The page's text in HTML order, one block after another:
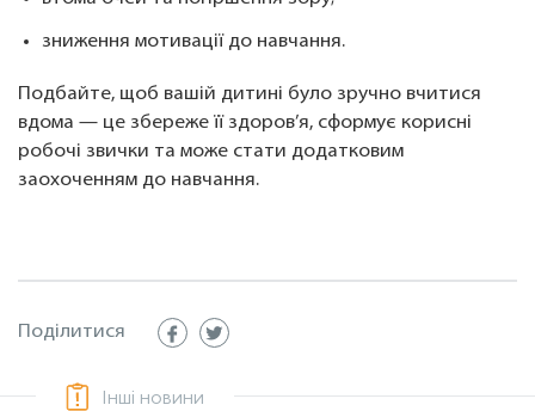
зниження мотивації до навчання.
Подбайте, щоб вашій дитині було зручно вчитися
вдома — це збереже її здоров’я, сформує корисні
робочі звички та може стати додатковим
заохоченням до навчання.
Поділитися
Інші новини